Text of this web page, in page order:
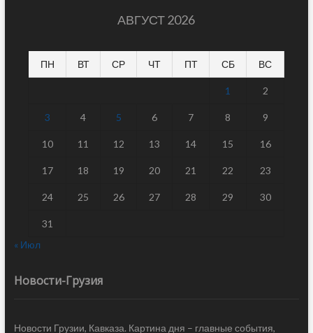
АВГУСТ 2026
ПН ВТ СР ЧТ ПТ СБ ВС
1 2
3 4 5 6 7 8 9
10 11 12 13 14 15 16
17 18 19 20 21 22 23
24 25 26 27 28 29 30
31
« Июл
Новости-Грузия
Новости Грузии, Кавказа. Картина дня – главные события,